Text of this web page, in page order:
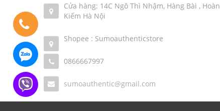
Cửa hàng: 14C Ngô Thì Nhậm, Hàng Bài , Hoàn
Kiếm Hà Nội
Shopee : Sumoauthenticstore
0866667997
sumoauthentic@gmail.com